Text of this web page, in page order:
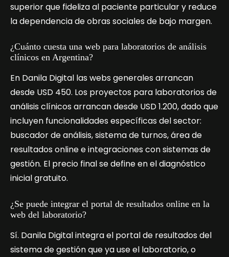
superior que fideliza al paciente particular y reduce
la dependencia de obras sociales de bajo margen.
¿Cuánto cuesta una web para laboratorios de análisis
clínicos en Argentina?
En Danila Digital las webs generales arrancan
desde USD 450. Los proyectos para laboratorios de
análisis clínicos arrancan desde USD 1.200, dado que
incluyen funcionalidades específicas del sector:
buscador de análisis, sistema de turnos, área de
resultados online e integraciones con sistemas de
gestión. El precio final se define en el diagnóstico
inicial gratuito.
¿Se puede integrar el portal de resultados online en la
web del laboratorio?
Sí. Danila Digital integra el portal de resultados del
sistema de gestión que ya use el laboratorio, o